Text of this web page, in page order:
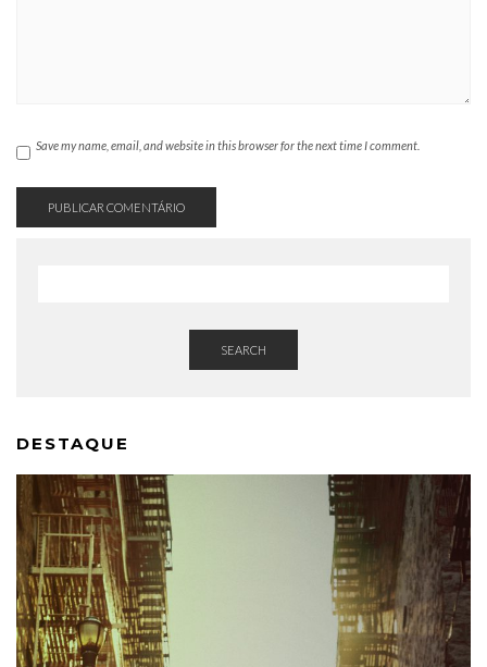
Save my name, email, and website in this browser for the next time I comment.
SEARCH
DESTAQUE